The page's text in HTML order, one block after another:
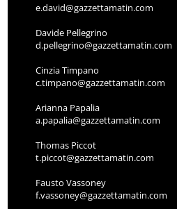
e.david@gazzettamatin.com
Davide Pellegrino
d.pellegrino@gazzettamatin.com
Cinzia Timpano
c.timpano@gazzettamatin.com
Arianna Papalia
a.papalia@gazzettamatin.com
Thomas Piccot
t.piccot@gazzettamatin.com
Fausto Vassoney
f.vassoney@gazzettamatin.com